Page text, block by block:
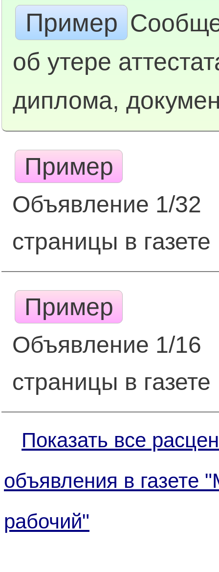
Пример
об утере
диплома,
Пример
Объявление 1/32
страницы в газете
Пример
Объявление 1/16
страницы в газете
Показать все
объявления в газете
рабочий"